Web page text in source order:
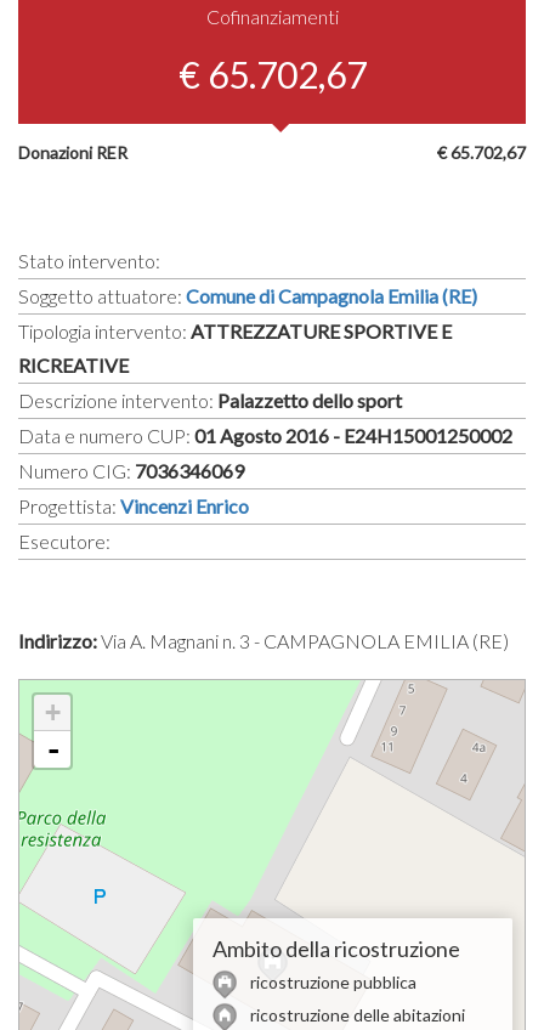
Cofinanziamenti
€ 65.702,67
€ 65.702,67
Donazioni RER
Stato intervento:
Soggetto attuatore: Comune di Campagnola Emilia (RE)
Tipologia intervento: ATTREZZATURE SPORTIVE E
RICREATIVE
Descrizione intervento: Palazzetto dello sport
Data e numero CUP: 01 Agosto 2016 - E24H15001250002
Numero CIG: 7036346069
Progettista: Vincenzi Enrico
Esecutore:
Indirizzo:Via A. Magnani n. 3 - CAMPAGNOLA EMILIA (RE)
+
-
Ambito della ricostruzione
ricostruzione pubblica
ricostruzione delle abitazioni